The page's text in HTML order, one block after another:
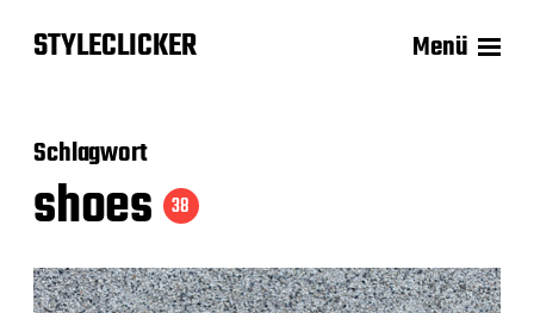
STYLECLICKER Menü
Schlagwort
shoes 38